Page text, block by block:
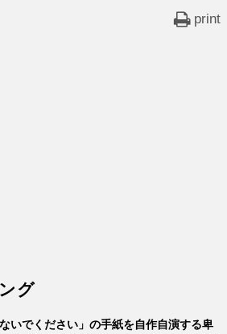
print
グ
ないでください」の手紙を自作自演する卑